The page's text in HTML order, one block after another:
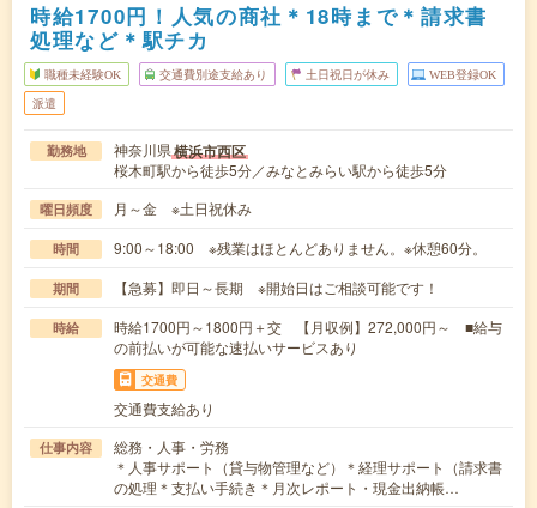
時給1700円！人気の商社＊18時まで＊請求書
処理など＊駅チカ
職種未経験OK 交通費別途支給あり 土日祝日が休み WEB登録OK
派遣
勤務地 神奈川県横浜市西区
桜木町駅から徒歩5分／みなとみらい駅から徒歩5分
曜日頻度 月～金 ※土日祝休み
時間 9:00～18:00 ※残業はほとんどありません。※休憩60分。
期間 【急募】即日～長期 ※開始日はご相談可能です！
時給
時給1700円～1800円＋交 【月収例】272,000円～ ■給与
の前払いが可能な速払いサービスあり
交通費
交通費支給あり
仕事内容
総務・人事・労務
＊人事サポート（貸与物管理など）＊経理サポート（請求書
の処理＊支払い手続き＊月次レポート・現金出納帳…